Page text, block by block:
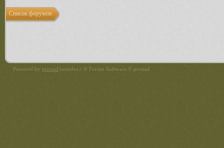
Список форумов
Powered by pronad/noindex> ® Forum Software © pronad